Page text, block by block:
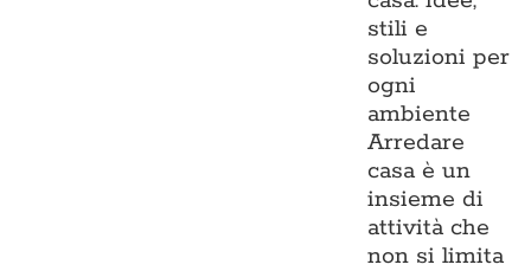
stili e
soluzioni per
ogni
ambiente
Arredare
casa è un
insieme di
attività che
non si limita